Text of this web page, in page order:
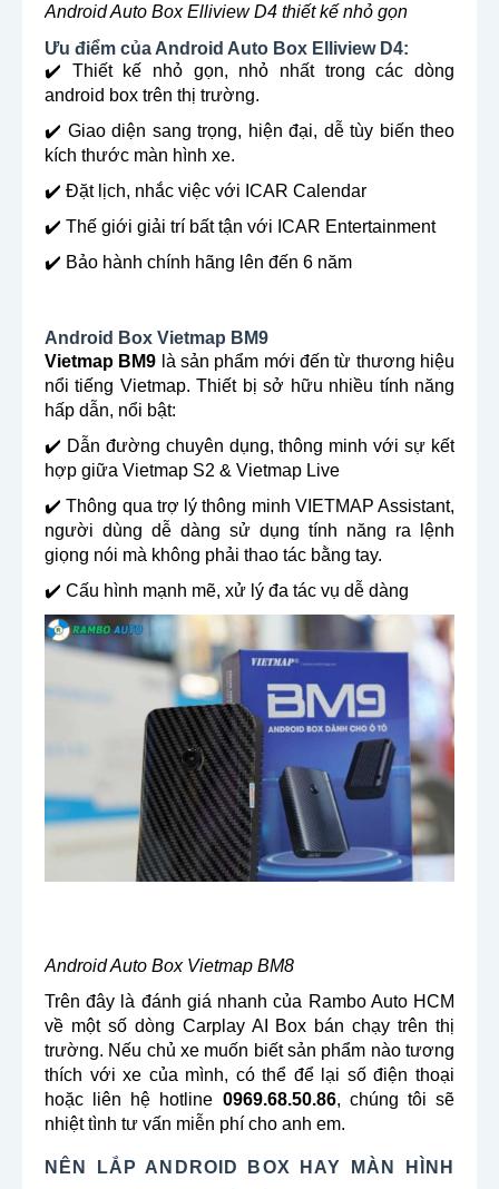
Android Auto Box Elliview D4 thiết kế nhỏ gọn
Ưu điểm của Android Auto Box Elliview D4:
✔️ Thiết kế nhỏ gọn, nhỏ nhất trong các dòng
android box trên thị trường.
✔️ Giao diện sang trọng, hiện đại, dễ tùy biến theo
kích thước màn hình xe.
✔️ Đặt lịch, nhắc việc với ICAR Calendar
✔️ Thế giới giải trí bất tận với ICAR Entertainment
✔️ Bảo hành chính hãng lên đến 6 năm
Android Box Vietmap BM9
Vietmap BM9 là sản phẩm mới đến từ thương hiệu
nổi tiếng Vietmap. Thiết bị sở hữu nhiều tính năng
hấp dẫn, nổi bật:
✔️ Dẫn đường chuyên dụng, thông minh với sự kết
hợp giữa Vietmap S2 & Vietmap Live
✔️ Thông qua trợ lý thông minh VIETMAP Assistant,
người dùng dễ dàng sử dụng tính năng ra lệnh
giọng nói mà không phải thao tác bằng tay.
✔️ Cấu hình mạnh mẽ, xử lý đa tác vụ dễ dàng
Android Auto Box Vietmap BM8
Trên đây là đánh giá nhanh của Rambo Auto HCM
về một số dòng Carplay AI Box bán chạy trên thị
trường. Nếu chủ xe muốn biết sản phẩm nào tương
thích với xe của mình, có thể để lại số điện thoại
hoặc liên hệ hotline 0969.68.50.86, chúng tôi sẽ
nhiệt tình tư vấn miễn phí cho anh em.
NÊN LẮP ANDROID BOX HAY MÀN HÌNH